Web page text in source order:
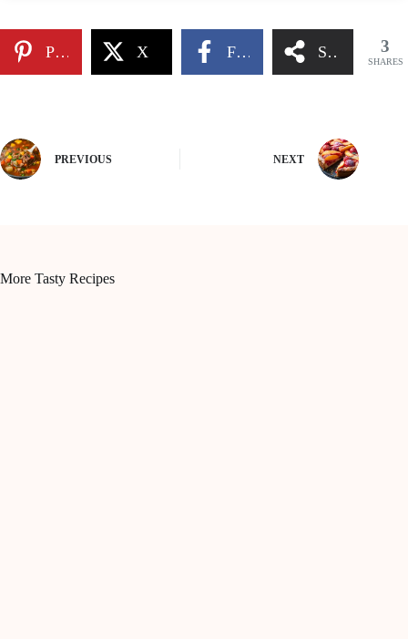
Pinterest X Facebook Share 3
SHARES
PREVIOUS NEXT
More Tasty Recipes